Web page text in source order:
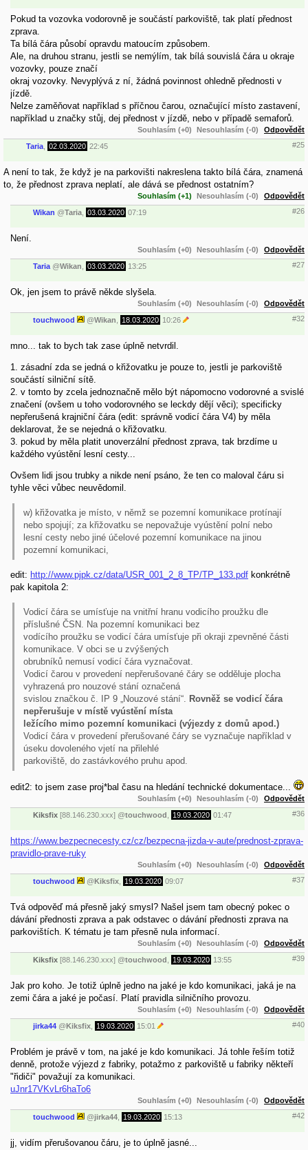
Pokud ta vozovka vodorovně je součástí parkoviště, tak platí přednost
zprava.
Ta bílá čára působí opravdu matoucím způsobem.
Ale, na druhou stranu, jestli se nemýlím, tak bílá souvislá čára u okraje
vozovky, pouze značí
okraj vozovky. Nevyplývá z ní, žádná povinnost ohledně přednosti v
jízdě.
Nelze zaměňovat například s příčnou čarou, označující místo zastavení,
například u značky stůj, dej přednost v jízdě, nebo v případě semaforů.
Souhlasím (+0) Nesouhlasím (-0) Odpovědět
Taria 02.03.2020 22:45 #25
A není to tak, že když je na parkovišti nakreslena takto bílá čára, znamená
to, že přednost zprava neplatí, ale dává se přednost ostatním?
Souhlasím (+1) Nesouhlasím (-0) Odpovědět
Wikan @Taria 03.03.2020 07:19 #26
Není.
Souhlasím (+0) Nesouhlasím (-0) Odpovědět
Taria @Wikan 03.03.2020 13:25 #27
Ok, jen jsem to právě někde slyšela.
Souhlasím (+0) Nesouhlasím (-0) Odpovědět
touchwood @Wikan 18.03.2020 10:26 #32
mno... tak to bych tak zase úplně netvrdil.
1. zásadní zda se jedná o křižovatku je pouze to, jestli je parkoviště
součástí silniční sítě.
2. v tomto by zcela jednoznačně mělo být nápomocno vodorovné a svislé
značení (ovšem u toho vodorovného se leckdy dějí věci); specificky
nepřerušená krajniční čára (edit: správně vodicí čára V4) by měla
deklarovat, že se nejedná o křižovatku.
3. pokud by měla platit unoverzální přednost zprava, tak brzdíme u
každého vyústění lesní cesty...
Ovšem lidi jsou trubky a nikde není psáno, že ten co maloval čáru si
tyhle věci vůbec neuvědomil.
w) křižovatka je místo, v němž se pozemní komunikace protínají
nebo spojují; za křižovatku se nepovažuje vyústění polní nebo
lesní cesty nebo jiné účelové pozemní komunikace na jinou
pozemní komunikaci,
edit: http://www.pjpk.cz/data/USR_001_2_8_TP/TP_133.pdf konkrétně
pak kapitola 2:
Vodicí čára se umísťuje na vnitřní hranu vodicího proužku dle
příslušné ČSN. Na pozemní komunikaci bez
vodícího proužku se vodicí čára umísťuje při okraji zpevněné části
komunikace. V obci se u zvýšených
obrubníků nemusí vodicí čára vyznačovat.
Vodicí čarou v provedení nepřerušované čáry se odděluje plocha
vyhrazená pro nouzové stání označená
svislou značkou č. IP 9 „Nouzové stání“.
Rovněž se vodicí čára
nepřerušuje v místě vyústění místa
ležícího mimo pozemní komunikaci (výjezdy z domů apod.)
Vodicí čára v provedení přerušované čáry se vyznačuje například v
úseku dovoleného vjetí na přilehlé
parkoviště, do zastávkového pruhu apod.
edit2: to jsem zase proj*bal času na hledání technické dokumentace...
Souhlasím (+0) Nesouhlasím (-0) Odpovědět
Kiksfix [88.146.230.xxx] @touchwood 19.03.2020 01:47 #36
https://www.bezpecnecesty.cz/cz/bezpecna-jizda-v-aute/prednost-zprava-
pravidlo-prave-ruky
Souhlasím (+0) Nesouhlasím (-0) Odpovědět
touchwood @ Kiksfix 19.03.2020 09:07 #37
Tvá odpověď má přesně jaký smysl? Našel jsem tam obecný pokec o
dávání přednosti zprava a pak odstavec o dávání přednosti zprava na
parkovištích. K tématu je tam přesně nula informací.
Souhlasím (+0) Nesouhlasím (-0) Odpovědět
Kiksfix [88.146.230.xxx] @touchwood 19.03.2020 13:55 #39
Jak pro koho. Je totiž úplně jedno na jaké je kdo komunikaci, jaká je na
zemi čára a jaké je počasí. Platí pravidla silničního provozu.
Souhlasím (+0) Nesouhlasím (-0) Odpovědět
jirka44 @ Kiksfix 19.03.2020 15:01 #40
Problém je právě v tom, na jaké je kdo komunikaci. Já tohle řeším totiž
denně, protože výjezd z fabriky, potažmo z parkoviště u fabriky někteří
"řidiči" považují za komunikaci.
uJnr17VKvLr6haTo6
Souhlasím (+0) Nesouhlasím (-0) Odpovědět
touchwood @jirka44 19.03.2020 15:13 #42
jj, vidím přerušovanou čáru, je to úplně jasné...